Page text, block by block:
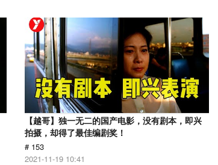
【越哥】独一无二的国产电影，没有剧本，即兴
拍摄，却得了最佳编剧奖！
# 153
2021-11-19 10:41